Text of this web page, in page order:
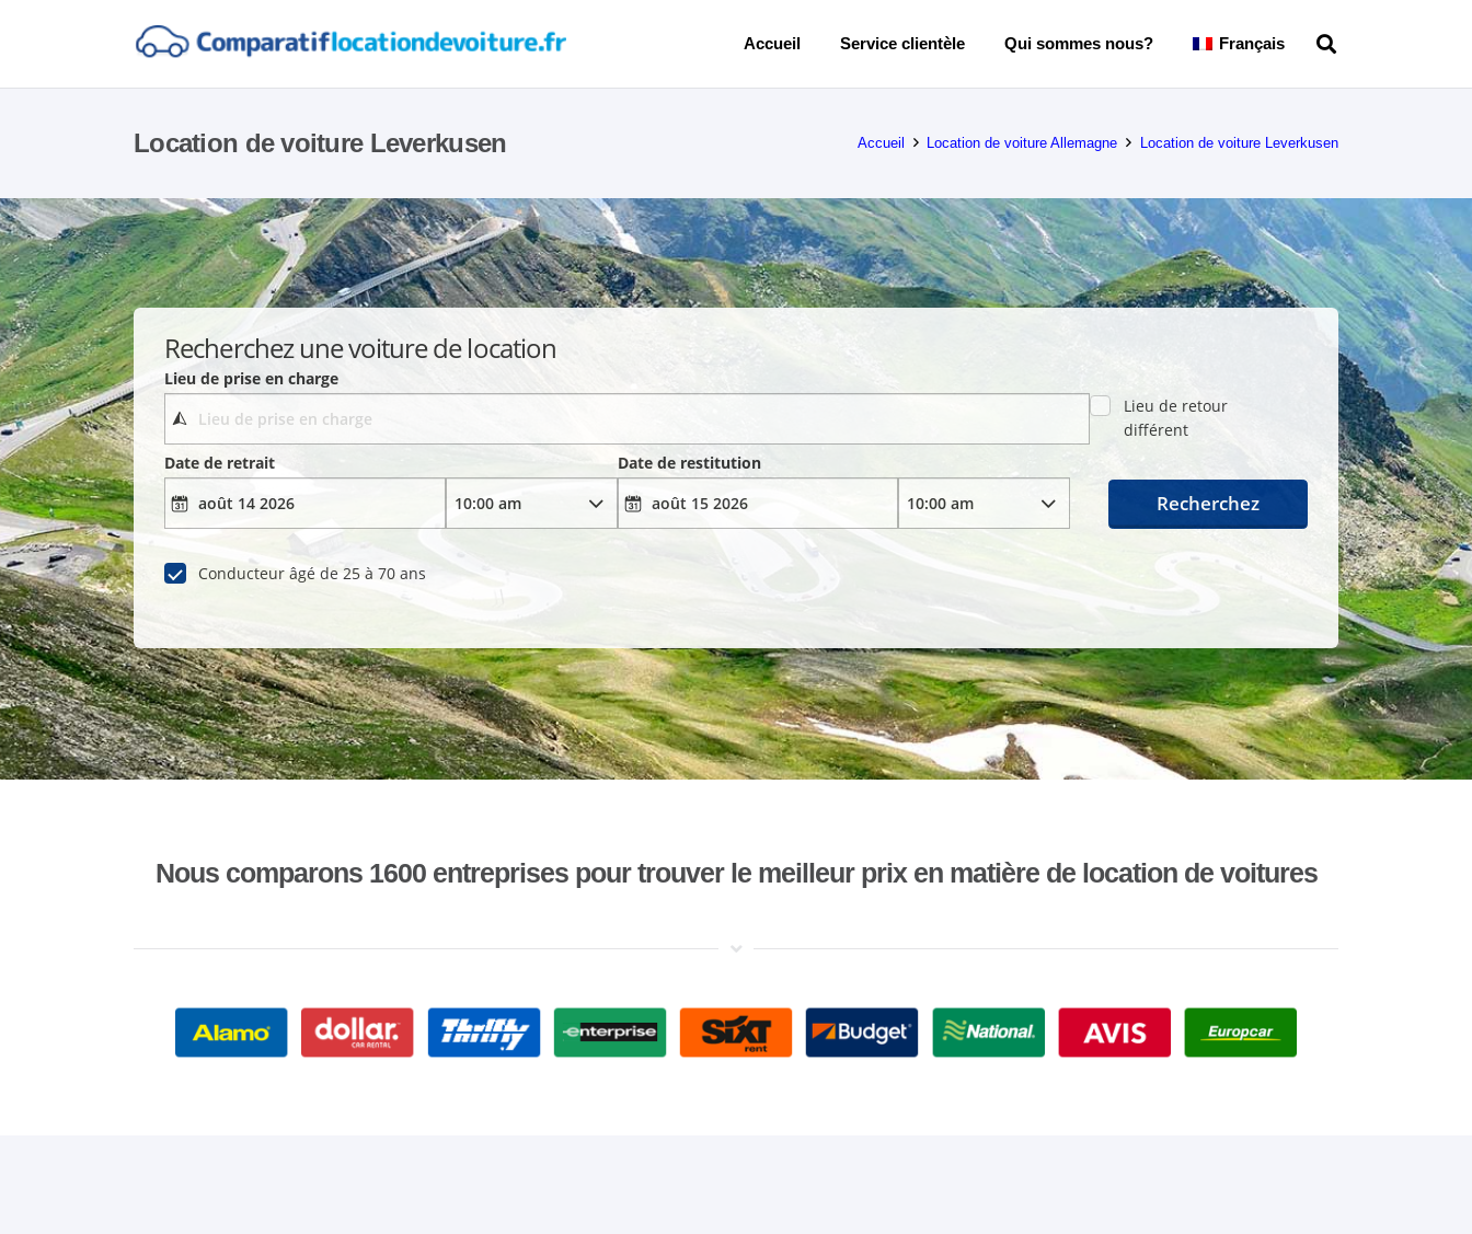
Accueil Service clientèle Qui sommes nous? Français
Location de voiture Leverkusen Accueil Location de voiture Allemagne Location de voiture Leverkusen
Recherchez une voiture de location
Lieu de prise en charge
Lieu de retour
différent
Date de retrait
Date de restitution
Conducteur âgé de 25 à 70 ans
Recherchez
Nous comparons 1600 entreprises pour trouver le meilleur prix en matière de location de voitures